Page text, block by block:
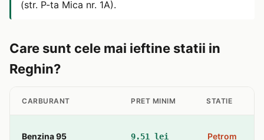
(str. P-ta Mica nr. 1A).
Care sunt cele mai ieftine statii in
Reghin?
CARBURANT PRET MINIM STATIE
Benzina 95 9.51 lei Petrom